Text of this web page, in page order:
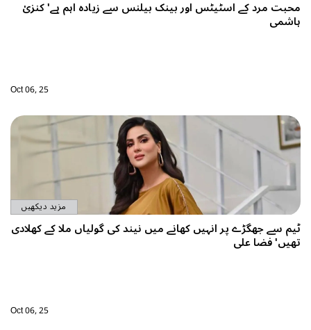
مرد کے اسٹیٹس اور بینک بیلنس سے زیادہ اہم ہے' کنزیٰ
Oct 06, 25
مزید دیکھیں
سے جھگڑے پر انہیں کھانے میں نیند کی گولیاں ملا کے کھلادی
فضا علی
Oct 06, 25